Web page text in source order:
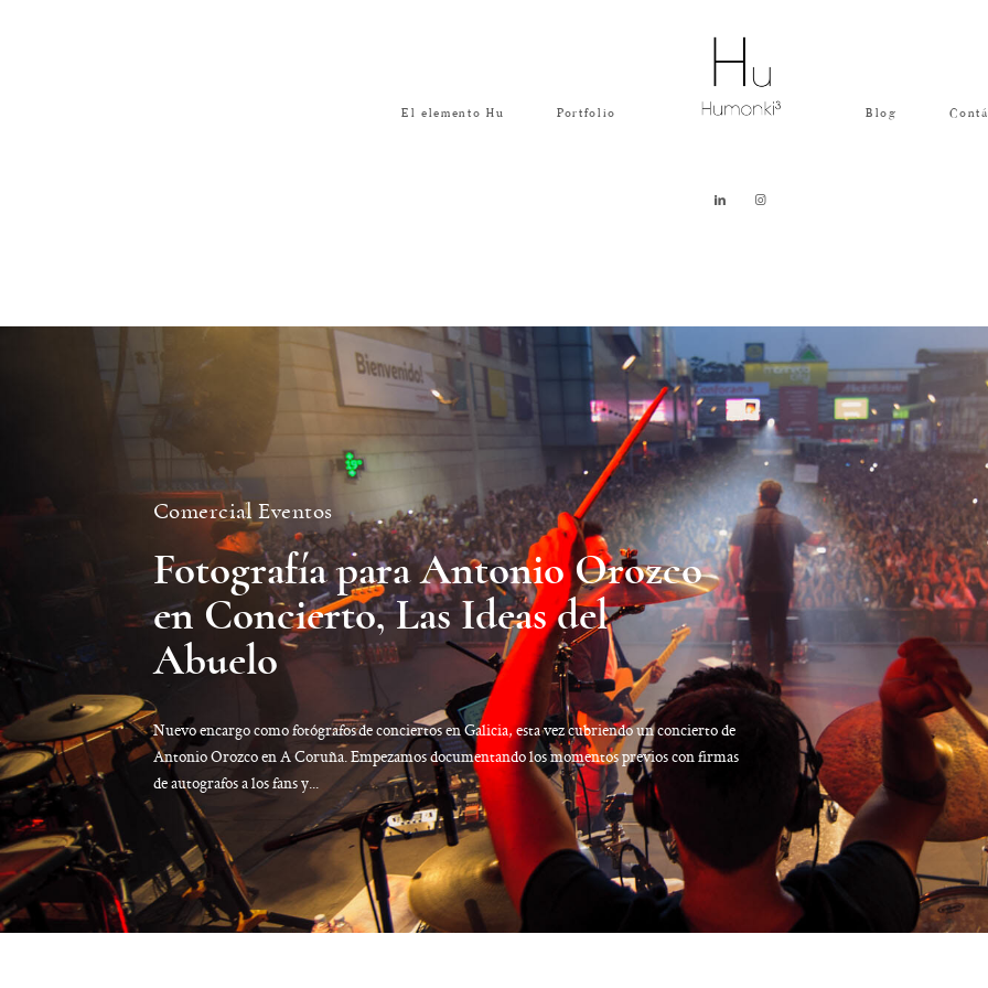
El elemento Hu Portfolio Blog
Comercial Eventos
Fotografía para Antonio Orozco
en Concierto, Las Ideas del
Abuelo
Nuevo encargo como fotógrafos de conciertos en Galicia, esta vez cubriendo un concierto de
Antonio Orozco en A Coruña. Empezamos documentando los momentos previos con firmas
de autografos a los fans y...